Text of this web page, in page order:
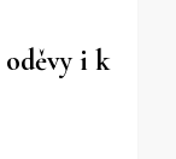
i k